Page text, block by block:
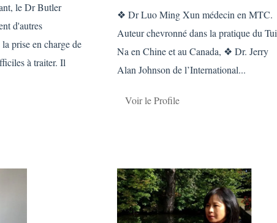
le Dr Butler
d'autres
prise en charge de
à traiter. Il
❖ Dr Luo Ming Xun médecin en MTC.
Auteur chevronné dans la pratique du Tui
Na en Chine et au Canada, ❖ Dr. Jerry
Alan Johnson de l’International...
Voir le Profile